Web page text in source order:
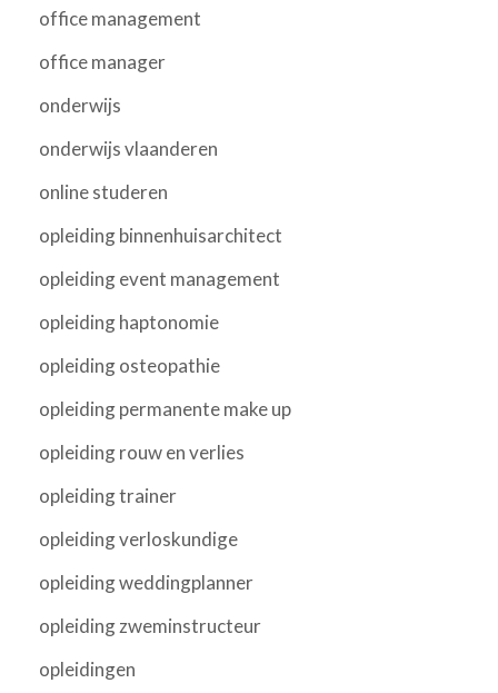
office management
office manager
onderwijs
onderwijs vlaanderen
online studeren
opleiding binnenhuisarchitect
opleiding event management
opleiding haptonomie
opleiding osteopathie
opleiding permanente make up
opleiding rouw en verlies
opleiding trainer
opleiding verloskundige
opleiding weddingplanner
opleiding zweminstructeur
opleidingen